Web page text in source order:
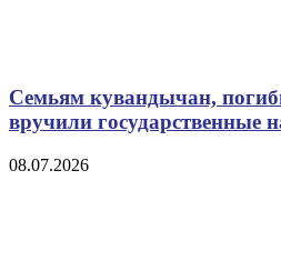
Семьям кувандычан,
вручили государственные
08.07.2026